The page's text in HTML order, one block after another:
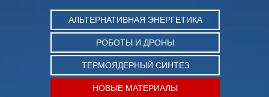
АЛЬТЕРНАТИВНАЯ ЭНЕРГЕТИКА
РОБОТЫ И ДРОНЫ
ТЕРМОЯДЕРНЫЙ СИНТЕЗ
НОВЫЕ МАТЕРИАЛЫ